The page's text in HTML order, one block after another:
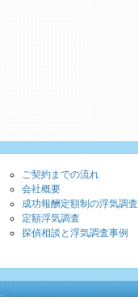
ご契約までの流れ
会社概要
成功報酬定額制の浮気調査
定額浮気調査
探偵相談と浮気調査事例